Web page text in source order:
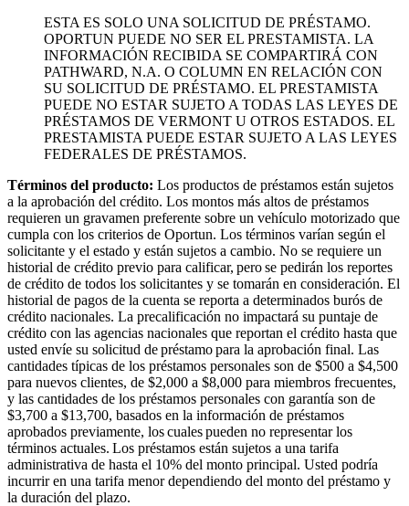
ESTA ES SOLO UNA SOLICITUD DE PRÉSTAMO.
OPORTUN PUEDE NO SER EL PRESTAMISTA. LA
INFORMACIÓN RECIBIDA SE COMPARTIRÁ CON
PATHWARD, N.A. O COLUMN EN RELACIÓN CON
SU SOLICITUD DE PRÉSTAMO. EL PRESTAMISTA
PUEDE NO ESTAR SUJETO A TODAS LAS LEYES DE
PRÉSTAMOS DE VERMONT U OTROS ESTADOS. EL
PRESTAMISTA PUEDE ESTAR SUJETO A LAS LEYES
FEDERALES DE PRÉSTAMOS.
Términos del producto: Los productos de préstamos están sujetos
a la aprobación del crédito. Los montos más altos de préstamos
requieren un gravamen preferente sobre un vehículo motorizado que
cumpla con los criterios de Oportun. Los términos varían según el
solicitante y el estado y están sujetos a cambio. No se requiere un
historial de crédito previo para calificar, pero se pedirán los reportes
de crédito de todos los solicitantes y se tomarán en consideración. El
historial de pagos de la cuenta se reporta a determinados burós de
crédito nacionales. La precalificación no impactará su puntaje de
crédito con las agencias nacionales que reportan el crédito hasta que
usted envíe su solicitud de préstamo para la aprobación final. Las
cantidades típicas de los préstamos personales son de $500 a $4,500
para nuevos clientes, de $2,000 a $8,000 para miembros frecuentes,
y las cantidades de los préstamos personales con garantía son de
$3,700 a $13,700, basados en la información de préstamos
aprobados previamente, los cuales pueden no representar los
términos actuales. Los préstamos están sujetos a una tarifa
administrativa de hasta el 10% del monto principal. Usted podría
incurrir en una tarifa menor dependiendo del monto del préstamo y
la duración del plazo.